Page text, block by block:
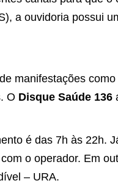
a ouvidoria possui
manifestações
O Disque Saúde 136
é das 7h às 22h.
o operador. Em
– URA.